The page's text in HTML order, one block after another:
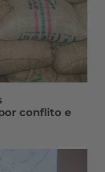
conflito e